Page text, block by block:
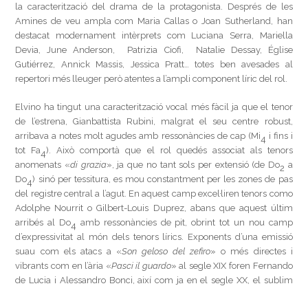
la caracterització del drama de la protagonista. Després de les
Amines de veu ampla com Maria Callas o Joan Sutherland, han
destacat modernament intèrprets com Luciana Serra, Mariella
Devia, June Anderson, Patrizia Ciofi, Natalie Dessay, Église
Gutiérrez, Annick Massis, Jessica Pratt… totes ben avesades al
repertori més lleuger però atentes a l’ampli component líric del rol.
Elvino ha tingut una caracterització vocal més fàcil ja que el tenor
de l’estrena, Gianbattista Rubini, malgrat el seu centre robust,
arribava a notes molt agudes amb ressonàncies de cap (Mi4 i fins i
tot Fa4). Això comportà que el rol quedés associat als tenors
anomenats «di grazia», ja que no tant sols per extensió (de Do2 a
Do4) sinó per tessitura, es mou constantment per les zones de pas
del registre central a l’agut. En aquest camp excel·liren tenors como
Adolphe Nourrit o Gilbert-Louis Duprez, abans que aquest últim
arribés al Do4 amb ressonàncies de pit, obrint tot un nou camp
d’expressivitat al món dels tenors lírics. Exponents d’una emissió
suau com els atacs a «Son geloso del zefiro» o més directes i
vibrants com en l’ària «Pasci il guardo» al segle XIX foren Fernando
de Lucia i Alessandro Bonci, així com ja en el segle XX, el sublim